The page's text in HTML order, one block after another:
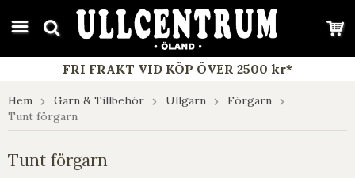
google-site-verification: google7e4b1026db5d9f32.html
FRI FRAKT VID KÖP ÖVER 2500 kr*
Hem Garn & Tillbehör Ullgarn
Förgarn
Tunt förgarn
Tunt förgarn